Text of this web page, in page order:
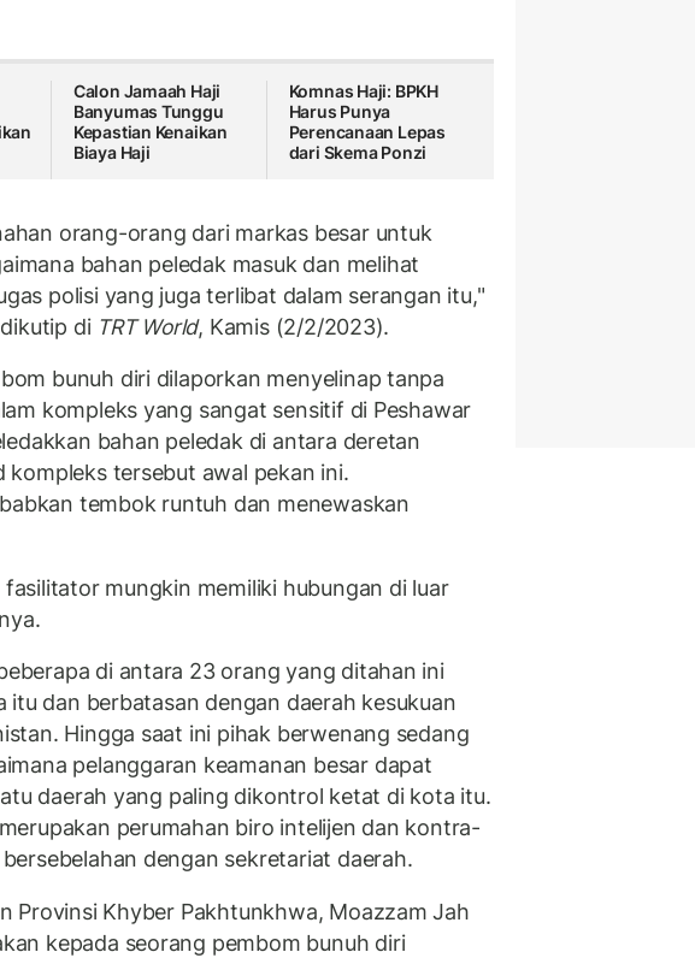
Calon Jamaah Haji
Banyumas Tunggu
Kepastian Kenaikan
Biaya Haji
Komnas Haji: BPKH
Harus Punya
Perencanaan Lepas
dari Skema Ponzi
orang-orang dari markas besar untuk
bahan peledak masuk dan melihat
polisi yang juga terlibat dalam serangan itu,"
di TRT World, Kamis (2/2/2023).
bunuh diri dilaporkan menyelinap tanpa
kompleks yang sangat sensitif di Peshawar
bahan peledak di antara deretan
kompleks tersebut awal pekan ini.
tembok runtuh dan menewaskan
fasilitator mungkin memiliki hubungan di luar
di antara 23 orang yang ditahan ini
itu dan berbatasan dengan daerah kesukuan
Hingga saat ini pihak berwenang sedang
pelanggaran keamanan besar dapat
daerah yang paling dikontrol ketat di kota itu.
perumahan biro intelijen dan kontra-
dengan sekretariat daerah.
Provinsi Khyber Pakhtunkhwa, Moazzam Jah
kepada seorang pembom bunuh diri